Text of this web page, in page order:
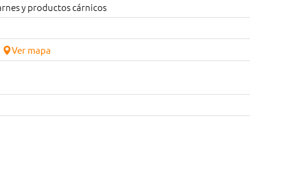
y productos cárnicos
Ver mapa